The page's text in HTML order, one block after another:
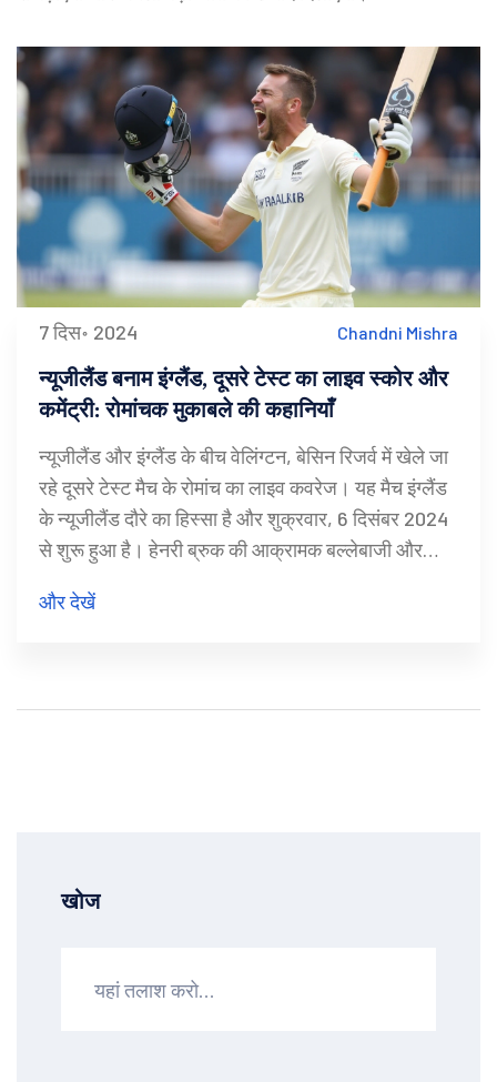
7 दिस॰ 2024 Chandni Mishra
न्यूजीलैंड बनाम इंग्लैंड, दूसरे टेस्ट का लाइव स्कोर और
कमेंट्री: रोमांचक मुकाबले की कहानियाँ
न्यूजीलैंड और इंग्लैंड के बीच वेलिंग्टन, बेसिन रिजर्व में खेले जा
रहे दूसरे टेस्ट मैच के रोमांच का लाइव कवरेज। यह मैच इंग्लैंड
के न्यूजीलैंड दौरे का हिस्सा है और शुक्रवार, 6 दिसंबर 2024
से शुरू हुआ है। हेनरी ब्रुक की आक्रामक बल्लेबाजी और
और देखें
खोज